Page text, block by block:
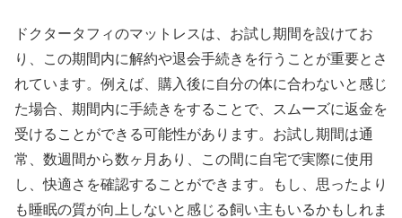
ドクタータフィのマットレスは、お試し期間を設けてお
り、この期間内に解約や退会手続きを行うことが重要とさ
れています。例えば、購入後に自分の体に合わないと感じ
た場合、期間内に手続きをすることで、スムーズに返金を
受けることができる可能性があります。お試し期間は通
常、数週間から数ヶ月あり、この間に自宅で実際に使用
し、快適さを確認することができます。もし、思ったより
も睡眠の質が向上しないと感じる飼い主もいるかもしれま